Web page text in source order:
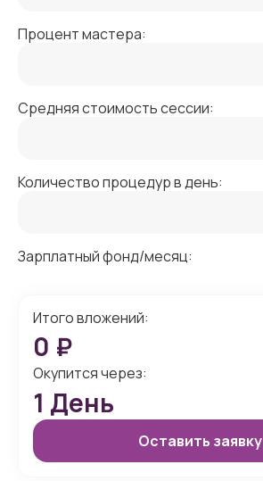
Процент мастера:
Средняя стоимость сессии:
Количество процедур в день:
Зарплатный фонд/месяц:
Итого вложений:
0 ₽
Окупится через:
1 День
Оставить заявку